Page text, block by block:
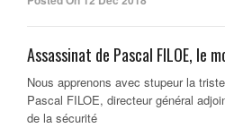
Assassinat de Pascal FILOE, le
Nous apprenons avec stupeur la
Pascal FILOE, directeur général
de la sécurité